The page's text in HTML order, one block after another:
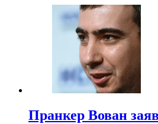
Пранкер Вован